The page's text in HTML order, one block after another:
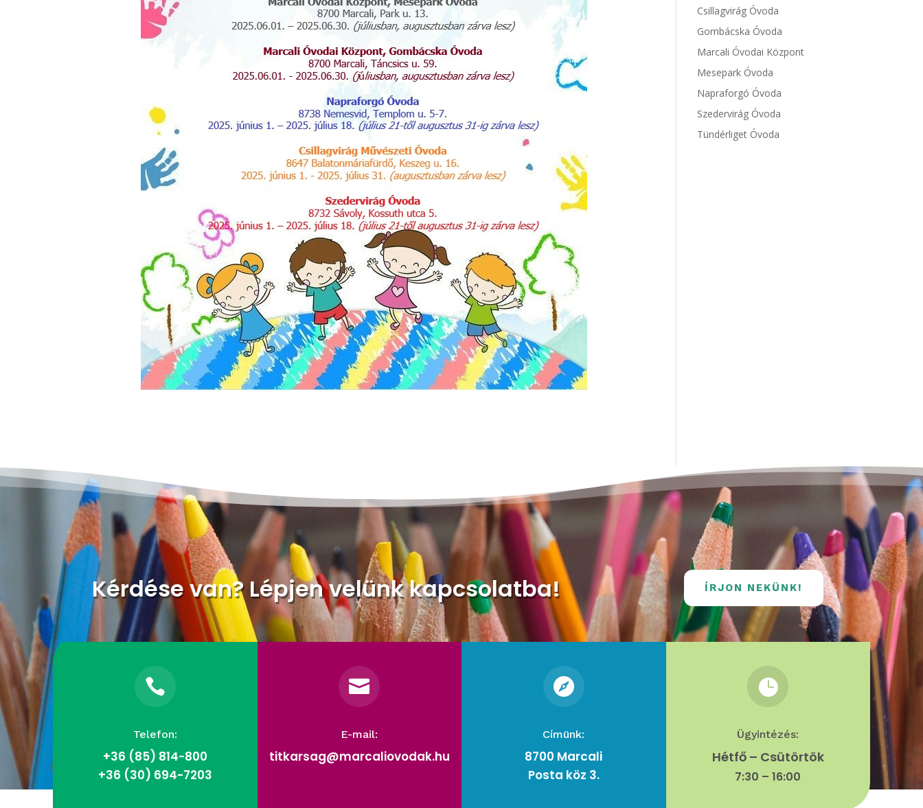
Csillagvirág Óvoda
Gombácska Óvoda
Marcali Óvodai Központ
Mesepark Óvoda
Napraforgó Óvoda
Szedervirág Óvoda
Tündérliget Óvoda
Kérdése van? Lépjen velünk kapcsolatba! ÍRJON NEKÜNK!

Telefon:
+36 (85) 814-800
+36 (30) 694-7203

E-mail:
titkarsag@marcaliovodak.hu

Címünk:
8700 Marcali
Posta köz 3.

Ügyintézés:
Hétfő – Csütörtök
7:30 – 16:00